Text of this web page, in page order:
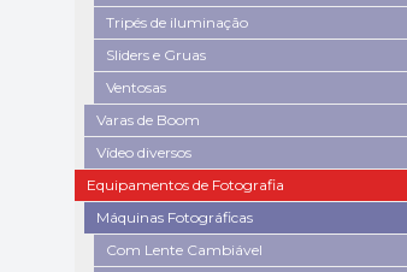
Tripés de iluminação
Sliders e Gruas
Ventosas
Varas de Boom
Vídeo diversos
Equipamentos de Fotografia
Máquinas Fotográficas
Com Lente Cambiável